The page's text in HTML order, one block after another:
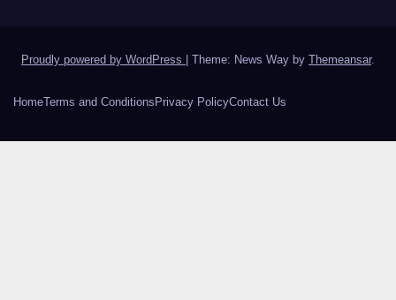
Proudly powered by WordPress | Theme: News Way by Themeansar.
HomeTerms and Conditions Privacy PolicyContact Us